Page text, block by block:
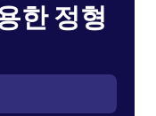
한 정형